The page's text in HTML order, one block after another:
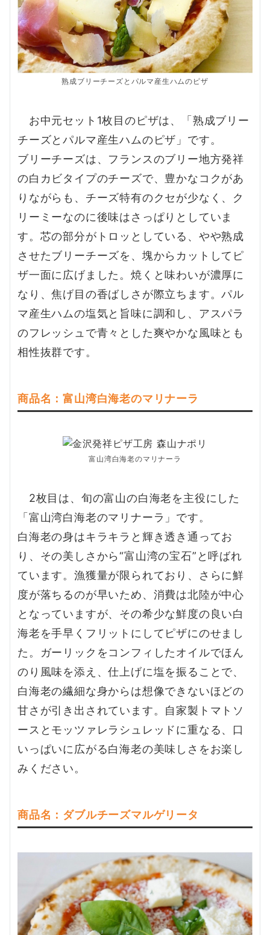
熟成ブリーチーズとパルマ産生ハムのピザ
お中元セット1枚目のピザは、「熟成ブリー
チーズとパルマ産生ハムのピザ」です。
ブリーチーズは、フランスのブリー地方発祥
の白カビタイプのチーズで、豊かなコクがあ
りながらも、チーズ特有のクセが少なく、ク
リーミーなのに後味はさっぱりとしていま
す。芯の部分がトロッとしている、やや熟成
させたブリーチーズを、塊からカットしてピ
ザ一面に広げました。焼くと味わいが濃厚に
なり、焦げ目の香ばしさが際立ちます。パル
マ産生ハムの塩気と旨味に調和し、アスパラ
のフレッシュで青々とした爽やかな風味とも
相性抜群です。
商品名：富山湾白海老のマリナーラ
富山湾白海老のマリナーラ
2枚目は、旬の富山の白海老を主役にした
「富山湾白海老のマリナーラ」です。
白海老の身はキラキラと輝き透き通ってお
り、その美しさから“富山湾の宝石”と呼ばれ
ています。漁獲量が限られており、さらに鮮
度が落ちるのが早いため、消費は北陸が中心
となっていますが、その希少な鮮度の良い白
海老を手早くフリットにしてピザにのせまし
た。ガーリックをコンフィしたオイルでほん
のり風味を添え、仕上げに塩を振ることで、
白海老の繊細な身からは想像できないほどの
甘さが引き出されています。自家製トマトソ
ースとモッツァレラシュレッドに重なる、口
いっぱいに広がる白海老の美味しさをお楽し
みください。
商品名：ダブルチーズマルゲリータ